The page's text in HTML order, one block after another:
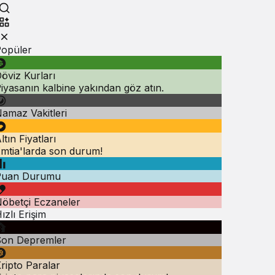
Kurları
kalbine yakından göz atın.
Vakitleri
Fiyatları
son durum!
Durumu
Eczaneler
Erişim
Depremler
Paralar